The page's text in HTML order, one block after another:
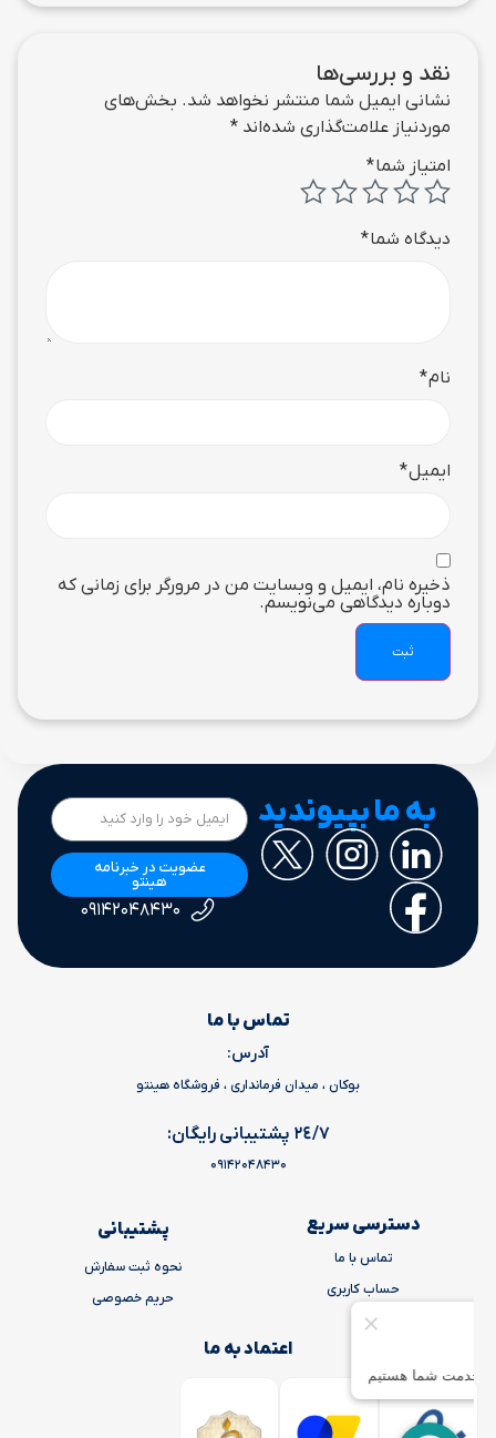
نقد و بررسی‌ها
نشانی ایمیل شما منتشر نخواهد شد. بخش‌های
موردنیاز علامت‌گذاری شده‌اند *
امتیاز شما*
دیدگاه شما*
نام*
ایمیل*
ذخیره نام، ایمیل و وبسایت من در مرورگر برای زمانی که
دوباره دیدگاهی می‌نویسم.
به ما بپیوندید
عضویت در خبرنامه
هینتو
۰۹۱۴۲۰۴۸۴۳۰
تماس با ما
آدرس:
بوکان ، میدان فرمانداری ، فروشگاه هینتو
٢٤/٧ پشتیبانی رایگان:
09142048430
دسترسی سریع
تماس با ما
حساب کاربری
پشتیبانی
نحوه ثبت سفارش
حریم خصوصی
اعتماد به ما